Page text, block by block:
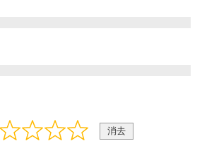
消去